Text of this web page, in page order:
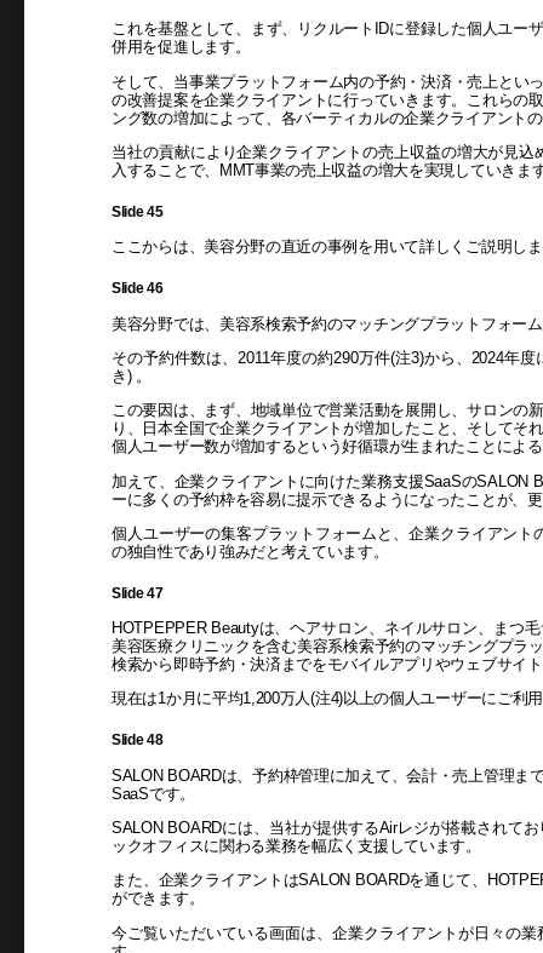
これを基盤として、まず、リクルートIDに登録した個人ユー
併用を促進します。
そして、当事業プラットフォーム内の予約・決済・売上とい
の改善提案を企業クライアントに行っていきます。これらの
ング数の増加によって、各バーティカルの企業クライアント
当社の貢献により企業クライアントの売上収益の増大が見
入することで、MMT事業の売上収益の増大を実現していきま
Slide 45
ここからは、美容分野の直近の事例を用いて詳しくご説明し
Slide 46
美容分野では、美容系検索予約のマッチングプラットフォー
その予約件数は、2011年度の約290万件(注3)から、2024年
き) 。
この要因は、まず、地域単位で営業活動を展開し、サロンの
り、日本全国で企業クライアントが増加したこと、そしてそ
個人ユーザー数が増加するという好循環が生まれたことによ
加えて、企業クライアントに向けた業務支援SaaSのSALON
ーに多くの予約枠を容易に提示できるようになったことが、
個人ユーザーの集客プラットフォームと、企業クライアン
の独自性であり強みだと考えています。
Slide 47
HOTPEPPER Beautyは、ヘアサロン、ネイルサロン、まつ
美容医療クリニックを含む美容系検索予約のマッチングプラ
検索から即時予約・決済までをモバイルアプリやウェブサイ
現在は1か月に平均1,200万人(注4)以上の個人ユーザーにご利
Slide 48
SALON BOARDは、予約枠管理に加えて、会計・売上管理ま
SaaSです。
SALON BOARDには、当社が提供するAirレジが搭載されて
ックオフィスに関わる業務を幅広く支援しています。
また、企業クライアントはSALON BOARDを通じて、
ができます。
今ご覧いただいている画面は、企業クライアントが日々の